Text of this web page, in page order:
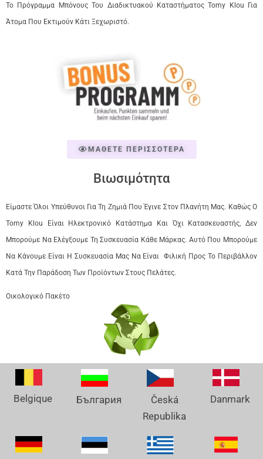
Το Πρόγραμμα Μπόνους Του Διαδικτυακού Καταστήματος Tomy Klou Για
Άτομα Που Εκτιμούν Κάτι Ξεχωριστό.
ΜΑΘΕΤΕ ΠΕΡΙΣΣΟΤΕΡΑ
Βιωσιμότητα
Είμαστε Όλοι Υπεύθυνοι Για Τη Ζημιά Που Έγινε Στον Πλανήτη Μας. Καθώς Ο
Tomy Klou Είναι Ηλεκτρονικό Κατάστημα Και Όχι Κατασκευαστής, Δεν
Μπορούμε Να Ελέγξουμε Τη Συσκευασία Κάθε Μάρκας. Αυτό Που Μπορούμε
Να Κάνουμε Είναι Η Συσκευασία Μας Να Είναι Φιλική Προς Το Περιβάλλον
Κατά Την Παράδοση Των Προϊόντων Στους Πελάτες.
Οικολογικό Πακέτο
Belgique България
Česká
Republika
Danmark